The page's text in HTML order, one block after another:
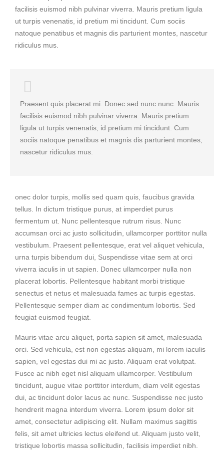
facilisis euismod nibh pulvinar viverra. Mauris pretium ligula
ut turpis venenatis, id pretium mi tincidunt. Cum sociis
natoque penatibus et magnis dis parturient montes, nascetur
ridiculus mus.
Praesent quis placerat mi. Donec sed nunc nunc. Mauris
facilisis euismod nibh pulvinar viverra. Mauris pretium
ligula ut turpis venenatis, id pretium mi tincidunt. Cum
sociis natoque penatibus et magnis dis parturient montes,
nascetur ridiculus mus.
onec dolor turpis, mollis sed quam quis, faucibus gravida
tellus. In dictum tristique purus, at imperdiet purus
fermentum ut. Nunc pellentesque rutrum risus. Nunc
accumsan orci ac justo sollicitudin, ullamcorper porttitor nulla
vestibulum. Praesent pellentesque, erat vel aliquet vehicula,
urna turpis bibendum dui, Suspendisse vitae sem at orci
viverra iaculis in ut sapien. Donec ullamcorper nulla non
placerat lobortis. Pellentesque habitant morbi tristique
senectus et netus et malesuada fames ac turpis egestas.
Pellentesque semper diam ac condimentum lobortis. Sed
feugiat euismod feugiat.
Mauris vitae arcu aliquet, porta sapien sit amet, malesuada
orci. Sed vehicula, est non egestas aliquam, mi lorem iaculis
sapien, vel egestas dui mi ac justo. Aliquam erat volutpat.
Fusce ac nibh eget nisl aliquam ullamcorper. Vestibulum
tincidunt, augue vitae porttitor interdum, diam velit egestas
dui, ac tincidunt dolor lacus ac nunc. Suspendisse nec justo
hendrerit magna interdum viverra. Lorem ipsum dolor sit
amet, consectetur adipiscing elit. Nullam maximus sagittis
felis, sit amet ultricies lectus eleifend ut. Aliquam justo velit,
tristique lobortis massa sollicitudin, facilisis imperdiet nibh.